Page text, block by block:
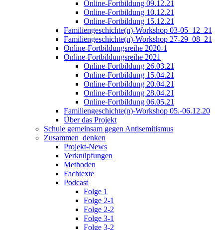
Online-Fortbildung 09.12.21
Online-Fortbildung 10.12.21
Online-Fortbildung 15.12.21
Familiengeschichte(n)-Workshop 03-05_12_21
Familiengeschichte(n)-Workshop 27-29_08_21
Online-Fortbildungsreihe 2020-1
Online-Fortbildungsreihe 2021
Online-Fortbildung 26.03.21
Online-Fortbildung 15.04.21
Online-Fortbildung 20.04.21
Online-Fortbildung 28.04.21
Online-Fortbildung 06.05.21
Familiengeschichte(n)-Workshop 05.-06.12.20
Über das Projekt
Schule gemeinsam gegen Antisemitismus
Zusammen_denken
Projekt-News
Verknüpfungen
Methoden
Fachtexte
Podcast
Folge 1
Folge 2-1
Folge 2-2
Folge 3-1
Folge 3-2